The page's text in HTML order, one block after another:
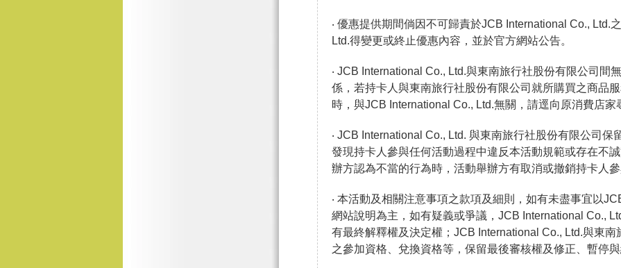
‧ 優惠提供期間倘因不可歸責於JCB International Co., Ltd.
Ltd.得變更或終止優惠內容，並於官方網站公告。
‧ JCB International Co., Ltd.與東南旅行社股份有限公司間
係，若持卡人與東南旅行社股份有限公司就所購買之商品
時，與JCB International Co., Ltd.無關，請逕向原消費店家
‧ JCB International Co., Ltd. 與東南旅行社股份有限公司保
發現持卡人參與任何活動過程中違反本活動規範或存在不
辦方認為不當的行為時，活動舉辦方有取消或撤銷持卡人
‧ 本活動及相關注意事項之款項及細則，如有未盡事宜以
網站說明為主，如有疑義或爭議，JCB International Co.,
有最終解釋權及決定權；JCB International Co., Ltd.與東
之參加資格、兌換資格等，保留最後審核權及修正、暫停與